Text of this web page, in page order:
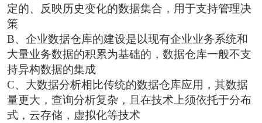
定的、反映历史变化的数据集合，用于支持管理决
策
B、企业数据仓库的建设是以现有企业业务系统和
大量业务数据的积累为基础的，数据仓库一般不支
持异构数据的集成
C、大数据分析相比传统的数据仓库应用，其数据
量更大，查询分析复杂，且在技术上须依托于分布
式，云存储，虚拟化等技术